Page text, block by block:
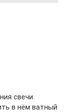
свечи
в нём ватный